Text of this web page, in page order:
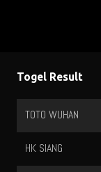
Togel Result
TOTO WUHAN
HK SIANG